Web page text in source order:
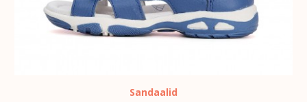
Sandaalid